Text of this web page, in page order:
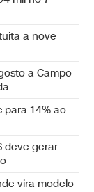
a nove
a Campo
para 14% ao
deve gerar
vira modelo